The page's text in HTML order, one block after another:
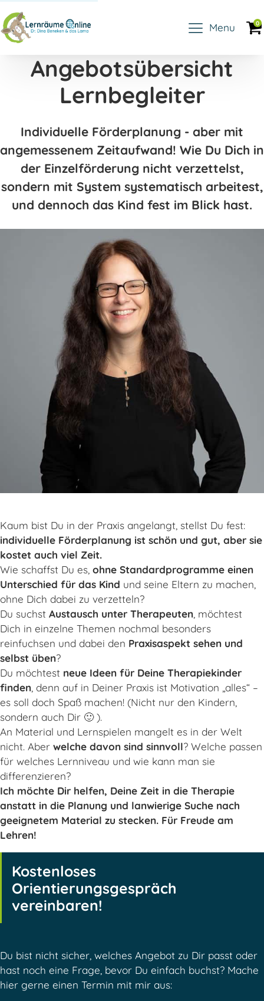
Menu 0
Angebotsübersicht
Lernbegleiter
Individuelle Förderplanung - aber mit
angemessenem Zeitaufwand! Wie Du Dich in
der Einzelförderung nicht verzettelst,
sondern mit System systematisch arbeitest,
und dennoch das Kind fest im Blick hast.
Kaum bist Du in der Praxis angelangt, stellst Du fest:
individuelle Förderplanung ist schön und gut, aber sie
kostet auch viel Zeit.
Wie schaffst Du es, ohne Standardprogramme einen
Unterschied für das Kind und seine Eltern zu machen,
ohne Dich dabei zu verzetteln?
Du suchst Austausch unter Therapeuten , möchtest
Dich in einzelne Themen nochmal besonders
reinfuchsen und dabei den Praxisaspekt sehen und
selbst üben?
Du möchtest neue Ideen für Deine Therapiekinder
finden , denn auf in Deiner Praxis ist Motivation „alles“ –
es soll doch Spaß machen! (Nicht nur den Kindern,
sondern auch Dir 🙂 ).
An Material und Lernspielen mangelt es in der Welt
nicht. Aber welche davon sind sinnvoll? Welche passen
für welches Lernniveau und wie kann man sie
differenzieren?
Ich möchte Dir helfen, Deine Zeit in die Therapie
anstatt in die Planung und lanwierige Suche nach
geeignetem Material zu stecken. Für Freude am
Lehren!
Kostenloses
Orientierungsgespräch
vereinbaren!
Du bist nicht sicher, welches Angebot zu Dir passt oder
hast noch eine Frage, bevor Du einfach buchst? Mache
hier gerne einen Termin mit mir aus: